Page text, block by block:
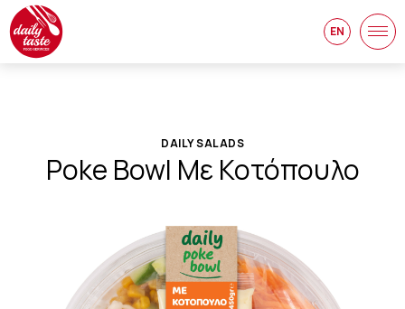
EN
DAILY SALADS
Poke Bowl Με Κοτόπουλο